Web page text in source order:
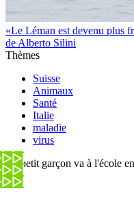
«Le Léman est devenu plus
de Alberto Silini
Thèmes
Suisse
Animaux
Santé
Italie
maladie
virus
Ce petit garçon va à l'école